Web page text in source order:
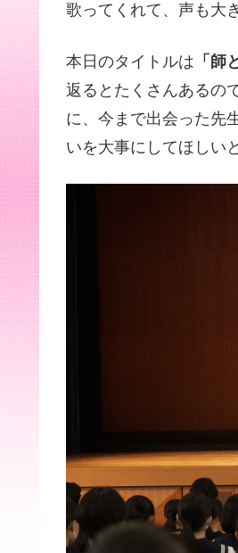
歌ってくれて、声も大
本日のタイトルは 「師
返るとたくさんあるの
に、今まで出会った先
いを大事にしてほしい